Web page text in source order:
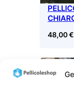
48,00€